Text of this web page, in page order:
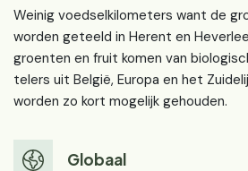
Weinig voedselkilometers want de
worden geteeld in Herent en
groenten en fruit komen van
telers uit België, Europa en het
worden zo kort mogelijk gehouden.
Globaal